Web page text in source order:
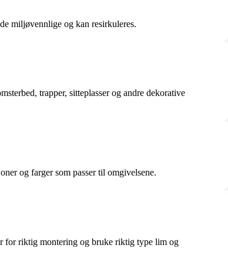
miljøvennlige og kan resirkuleres.
trapper, sitteplasser og andre dekorative
og farger som passer til omgivelsene.
for riktig montering og bruke riktig type lim og